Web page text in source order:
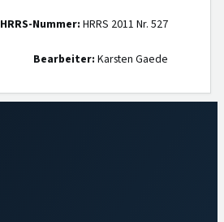
HRRS-Nummer: HRRS 2011 Nr. 527
Bearbeiter: Karsten Gaede